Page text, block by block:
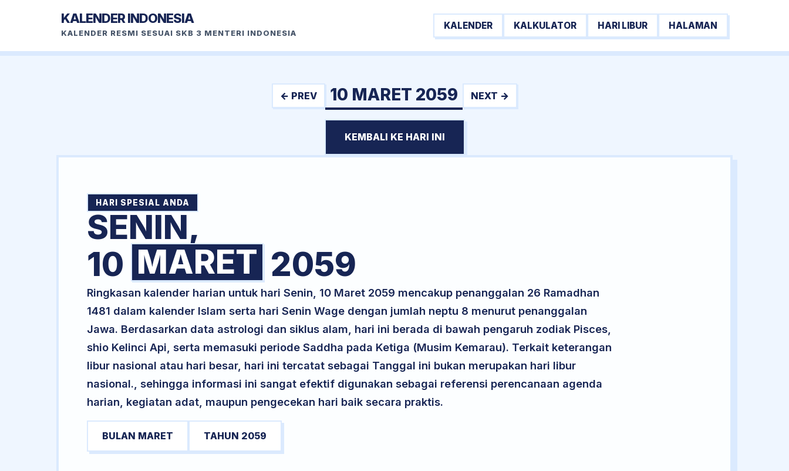
KALENDER INDONESIA
KALENDER RESMI SESUAI SKB 3 MENTERI INDONESIA
KALENDER KALKULATOR HARI LIBUR HALAMAN
← PREV 10 MARET 2059 NEXT →
KEMBALI KE HARI INI
HARI SPESIAL ANDA
SENIN,
10 MARET 2059
Ringkasan kalender harian untuk hari Senin, 10 Maret 2059 mencakup penanggalan 26 Ramadhan
1481 dalam kalender Islam serta hari Senin Wage dengan jumlah neptu 8 menurut penanggalan
Jawa. Berdasarkan data astrologi dan siklus alam, hari ini berada di bawah pengaruh zodiak Pisces,
shio Kelinci Api, serta memasuki periode Saddha pada Ketiga (Musim Kemarau). Terkait keterangan
libur nasional atau hari besar, hari ini tercatat sebagai Tanggal ini bukan merupakan hari libur
nasional., sehingga informasi ini sangat efektif digunakan sebagai referensi perencanaan agenda
harian, kegiatan adat, maupun pengecekan hari baik secara praktis.
BULAN MARET TAHUN 2059